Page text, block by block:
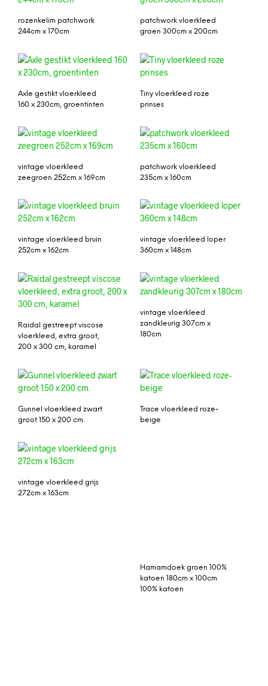
rozenkelim patchwork
244cm x 170cm
patchwork vloerkleed
groen 300cm x 200cm
Axle gestikt vloerkleed
160 x 230cm, groentinten
Tiny vloerkleed roze
prinses
vintage vloerkleed
zeegroen 252cm x 169cm
patchwork vloerkleed
235cm x 160cm
vintage vloerkleed bruin
252cm x 162cm
vintage vloerkleed loper
360cm x 148cm
Raidal gestreept viscose
vloerkleed, extra groot,
200 x 300 cm, karamel
vintage vloerkleed
zandkleurig 307cm x
180cm
Gunnel vloerkleed zwart
groot 150 x 200 cm.
Trace vloerkleed roze-
beige
vintage vloerkleed grijs
272cm x 163cm
Ingrid vloerkleed zwart
70 x 250 cm.